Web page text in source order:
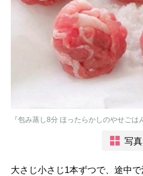
『包み蒸し8分 ほったらかしのやせごは
写
大さじ小さじ1本ずつで、途中